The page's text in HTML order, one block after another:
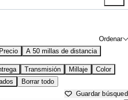
Ordenar
Precio A 50 millas de distancia
Transmisión Millaje
Color
Borrar todo
Guardar